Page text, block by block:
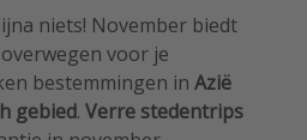
niets! November biedt
voor je
bestemmingen in Azië
gebied. Verre stedentrips